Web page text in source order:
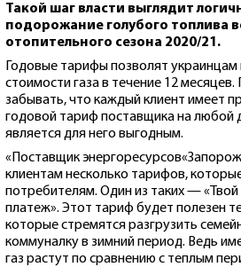
Такой шаг власти выглядит
подорожание голубого топлива
отопительного сезона 2020/21.
Годовые тарифы позволят украинцам
стоимости газа в течение 12
забывать, что каждый клиент имеет
годовой тариф поставщика на любой
является для него выгодным.
«Поставщик
клиентам несколько тарифов,
потребителям. Один из таких —
платеж». Этот тариф будет полезен
которые стремятся разгрузить
коммуналку в зимний период. Ведь
газ растут по сравнению с теплым